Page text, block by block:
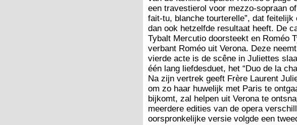
een travestierol voor mezzo-sopraan
fait-tu, blanche tourterelle”, dat
dan ook hetzelfde resultaat heeft. De
Tybalt Mercutio doorsteekt en Roméo
verbant Roméo uit Verona. Deze
vierde acte is de scêne in Juliettes
één lang liefdesduet, het “Duo de la
Na zijn vertrek geeft Frère Laurent
om zo haar huwelijk met Paris te
bijkomt, zal helpen uit Verona te
meerdere edities van de opera
oorspronkelijke versie volgde een